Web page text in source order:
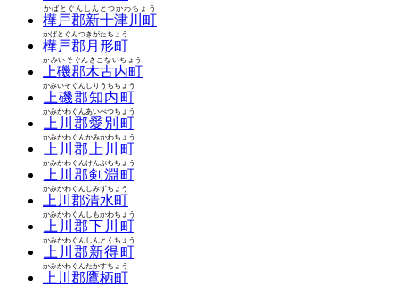
樺戸郡新十津川町
かばとぐんしんとつかわちょう
樺戸郡月形町
かばとぐんつきがたちょう
上磯郡木古内町
かみいそぐんきこないちょう
上磯郡知内町
かみいそぐんしりうちちょう
上川郡愛別町
かみかわぐんあいべつちょう
上川郡上川町
かみかわぐんかみかわちょう
上川郡剣淵町
かみかわぐんけんぶちちょう
上川郡清水町
かみかわぐんしみずちょう
上川郡下川町
かみかわぐんしもかわちょう
上川郡新得町
かみかわぐんしんとくちょう
上川郡鷹栖町
かみかわぐんたかすちょう